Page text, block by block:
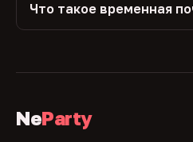
Что такое временная
NeParty